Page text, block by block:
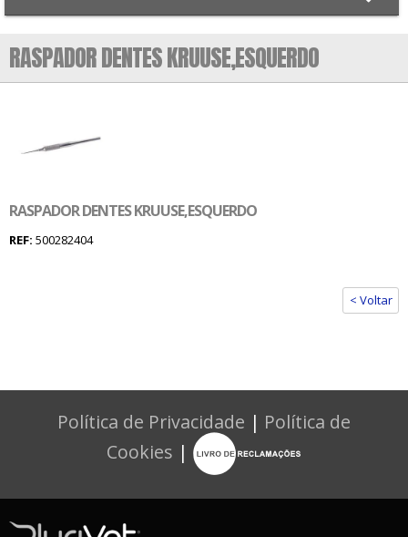
RASPADOR DENTES KRUUSE,ESQUERDO
RASPADOR DENTES KRUUSE,ESQUERDO
REF: 500282404
< Voltar
Política de Privacidade | Política de
Cookies |